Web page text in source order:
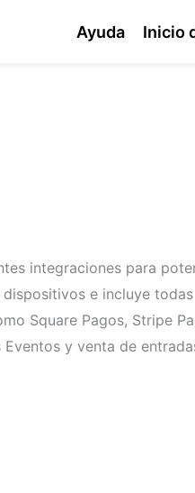
Ayuda Inicio
integraciones para
e incluye
Square Pagos, Stripe
y venta de